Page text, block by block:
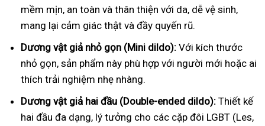
mềm mịn, an toàn và thân thiện với da, dễ vệ sinh,
mang lại cảm giác thật và đầy quyến rũ.
Dương vật giả nhỏ gọn (Mini dildo): Với kích thước
nhỏ gọn, sản phẩm này phù hợp với người mới hoặc ai
thích trải nghiệm nhẹ nhàng.
Dương vật giả hai đầu (Double-ended dildo): Thiết kế
hai đầu đa dạng, lý tưởng cho các cặp đôi LGBT (Les,